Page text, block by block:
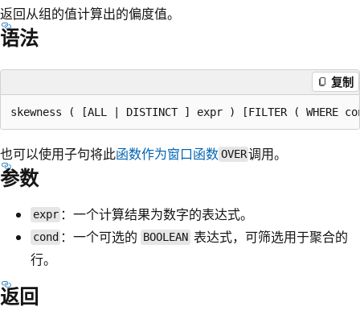
返回从组的值计算出的偏度值。
语法
复制
也可以使用子句将此函数作为窗口函数OVER调用。
参数
expr ：一个计算结果为数字的表达式。
cond ：一个可选的 BOOLEAN 表达式，可筛选用于聚合的
行。
返回